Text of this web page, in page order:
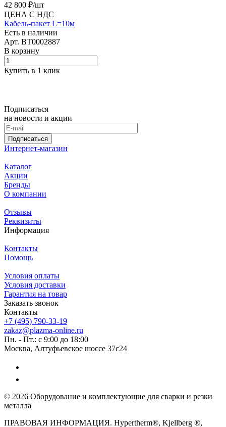
42 800 ₽/шт
ЦЕНА С НДС
Кабель-пакет L=10м
Есть в наличии
Арт. BT0002887
В корзину
Купить в 1 клик
Подписаться
на новости и акции
Подписаться
Интернет-магазин
Каталог
Акции
Бренды
О компании
Отзывы
Реквизиты
Информация
Контакты
Помощь
Условия оплаты
Условия доставки
Гарантия на товар
Заказать звонок
Контакты
+7 (495) 790-33-19
zakaz@plazma-online.ru
Пн. - Пт.: с 9:00 до 18:00
Москва, Алтуфьевское шоссе 37с24
© 2026 Оборудование и комплектующие для сварки и резки
металла
ПРАВОВАЯ ИНФОРМАЦИЯ. Hypertherm®, Kjellberg ®,